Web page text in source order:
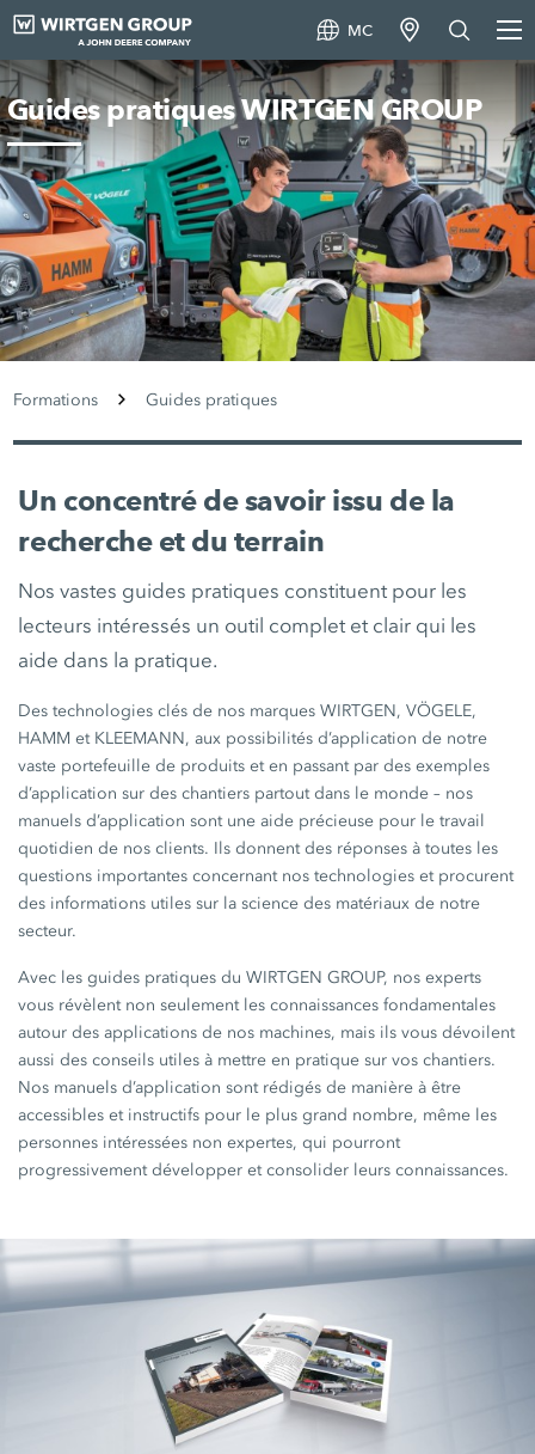
MC
Guides pratiques WIRTGEN GROUP
Formations Guides pratiques
Un concentré de savoir issu de la
recherche et du terrain
Nos vastes guides pratiques constituent pour les
lecteurs intéressés un outil complet et clair qui les
aide dans la pratique.
Des technologies clés de nos marques WIRTGEN, VÖGELE,
HAMM et KLEEMANN, aux possibilités d’application de notre
vaste portefeuille de produits et en passant par des exemples
d’application sur des chantiers partout dans le monde – nos
manuels d’application sont une aide précieuse pour le travail
quotidien de nos clients. Ils donnent des réponses à toutes les
questions importantes concernant nos technologies et procurent
des informations utiles sur la science des matériaux de notre
secteur.
Avec les guides pratiques du WIRTGEN GROUP, nos experts
vous révèlent non seulement les connaissances fondamentales
autour des applications de nos machines, mais ils vous dévoilent
aussi des conseils utiles à mettre en pratique sur vos chantiers.
Nos manuels d’application sont rédigés de manière à être
accessibles et instructifs pour le plus grand nombre, même les
personnes intéressées non expertes, qui pourront
progressivement développer et consolider leurs connaissances.